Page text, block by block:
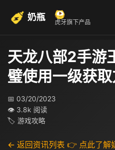
奶瓶 虎牙旗下产品
天龙八部2手游
璧使用一级获
📅 03/20/2023
👁 3.8k 阅读
🏷 游戏攻略
← 返回资讯列表 👉 点此了解